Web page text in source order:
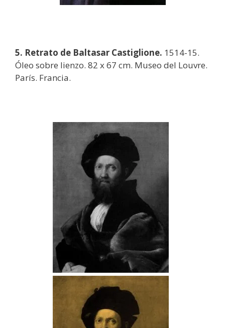
5. Retrato de Baltasar Castiglione. 1514-15.
Óleo sobre lienzo. 82 x 67 cm. Museo del Louvre.
París. Francia.